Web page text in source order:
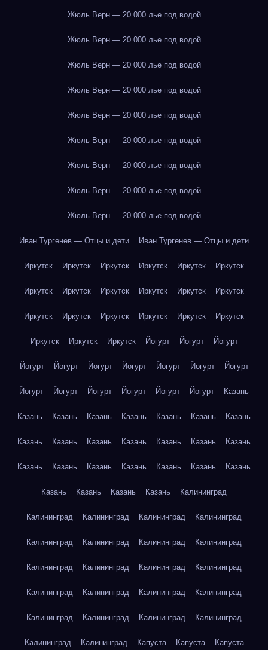
Жюль Верн — 20 000 лье под водой
Жюль Верн — 20 000 лье под водой
Жюль Верн — 20 000 лье под водой
Жюль Верн — 20 000 лье под водой
Жюль Верн — 20 000 лье под водой
Жюль Верн — 20 000 лье под водой
Жюль Верн — 20 000 лье под водой
Жюль Верн — 20 000 лье под водой
Жюль Верн — 20 000 лье под водой
Иван Тургенев — Отцы и дети Иван Тургенев — Отцы и дети
Иркутск Иркутск Иркутск Иркутск Иркутск Иркутск
Иркутск Иркутск Иркутск Иркутск Иркутск Иркутск
Иркутск Иркутск Иркутск Иркутск Иркутск Иркутск
Иркутск Иркутск Иркутск Йогурт Йогурт Йогурт
Йогурт Йогурт Йогурт Йогурт Йогурт Йогурт Йогурт
Йогурт Йогурт Йогурт Йогурт Йогурт Йогурт Казань
Казань Казань Казань Казань Казань Казань Казань
Казань Казань Казань Казань Казань Казань Казань
Казань Казань Казань Казань Казань Казань Казань
Казань Казань Казань Казань Калининград
Калининград Калининград Калининград Калининград
Калининград Калининград Калининград Калининград
Калининград Калининград Калининград Калининград
Калининград Калининград Калининград Калининград
Калининград Калининград Калининград Калининград
Калининград Калининград Капуста Капуста Капуста